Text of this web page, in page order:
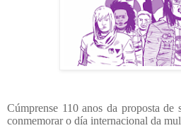
Cúmprense 110 anos da proposta
conmemorar o día internacional da